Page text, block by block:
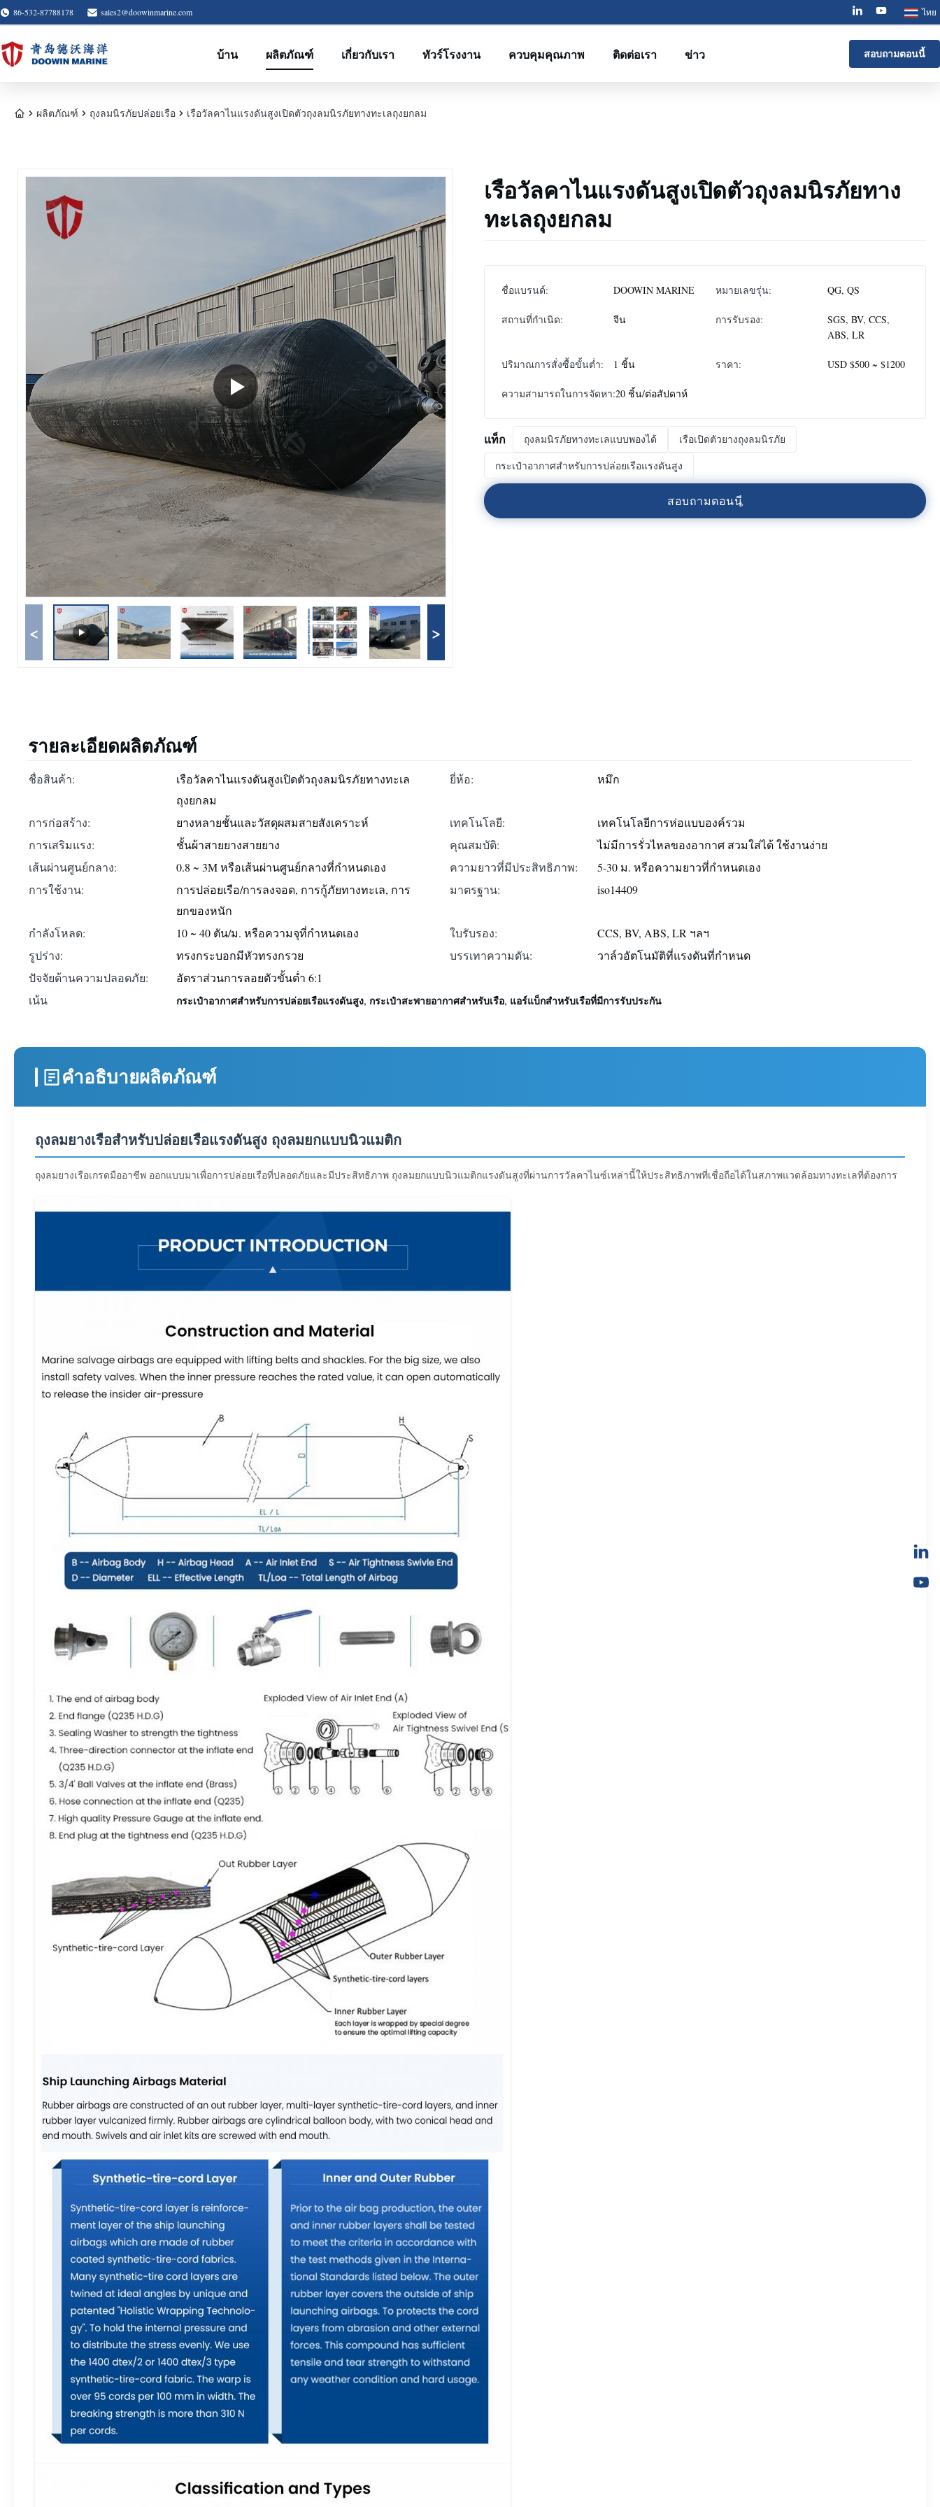
86-532-87788178 sales2@doowinmarine.com ไทย
บ้าน ผลิตภัณฑ์ เกี่ยวกับเรา ทัวร์โรงงาน ควบคุมคุณภาพ ติดต่อเรา ข่าว สอบถามตอนนี้
ผลิตภัณฑ์ ถุงลมนิรภัยปล่อยเรือ เรือวัลคาไนแรงดันสูงเปิดตัวถุงลมนิรภัยทางทะเลถุงยกลม
< >
เรือวัลคาไนแรงดันสูงเปิดตัวถุงลมนิรภัยทาง
ทะเลถุงยกลม
ชื่อแบรนด์: DOOWIN MARINE หมายเลขรุ่น: QG, QS
สถานที่กำเนิด: จีน การรับรอง:
SGS, BV, CCS,
ABS, LR
ปริมาณการสั่งซื้อขั้นต่ำ: 1 ชิ้น ราคา: USD $500 ~ $1200
ความสามารถในการจัดหา:20 ชิ้น/ต่อสัปดาห์
แท็ก ถุงลมนิรภัยทางทะเลแบบพองได้
เรือเปิดตัวยางถุงลมนิรภัย
กระเป๋าอากาศสําหรับการปล่อยเรือแรงดันสูง
สอบถามตอนน
รายละเอียดผลิตภัณฑ์
ชื่อสินค้า:
เรือวัลคาไนแรงดันสูงเปิดตัวถุงลมนิรภัยทางทะเล
ถุงยกลม
ยี่ห้อ: หมึก
การก่อสร้าง: ยางหลายชั้นและวัสดุผสมสายสังเคราะห์ เทคโนโลยี:
เทคโนโลยีการห่อแบบองค์รวม
การเสริมแรง:
ชั้นผ้าสายยางสายยาง คุณสมบัติ:
ไม่มีการรั่วไหลของอากาศ สวมใส่ได้ ใช้งานง่าย
เส้นผ่านศูนย์กลาง:
0.8 ~ 3M หรือเส้นผ่านศูนย์กลางที่กำหนดเอง ความยาวที่มีประสิทธิภาพ:
5-30 ม. หรือความยาวที่กำหนดเอง
การใช้งาน:
การปล่อยเรือ/การลงจอด, การกู้ภัยทางทะเล, การ
ยกของหนัก
มาตรฐาน: iso14409
กำลังโหลด: 10 ~ 40 ตัน/ม. หรือความจุที่กำหนดเอง ใบรับรอง:
CCS, BV, ABS, LR ฯลฯ
รูปร่าง:
ทรงกระบอกมีหัวทรงกรวย บรรเทาความดัน:
วาล์วอัตโนมัติที่แรงดันที่กำหนด
ปัจจัยด้านความปลอดภัย:
อัตราส่วนการลอยตัวขั้นต่ำ 6:1
เน้น
กระเป๋าอากาศสําหรับการปล่อยเรือแรงดันสูง, กระเป๋าสะพายอากาศสําหรับเรือ, แอร์แบ็กสําหรับเรือที่มีการรับประกัน
คำอธิบายผลิตภัณฑ์
ถุงลมยางเรือสำหรับปล่อยเรือแรงดันสูง ถุงลมยกแบบนิวแมติก
ถุงลมยางเรือเกรดมืออาชีพ ออกแบบมาเพื่อการปล่อยเรือที่ปลอดภัยและมีประสิทธิภาพ ถุงลมยกแบบนิวแมติกแรงดันสูงที่ผ่านการวัลคาไนซ์เหล่านี้ให้ประสิทธิภาพที่เชื่อถือได้ในสภาพแวดล้อมทางทะเลที่ต้องการ